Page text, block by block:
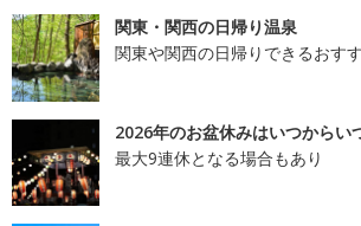
関東・関西の日帰り温泉
関東や関西の日帰りできるおす
2026年のお盆休みはいつからい
最大9連休となる場合もあり